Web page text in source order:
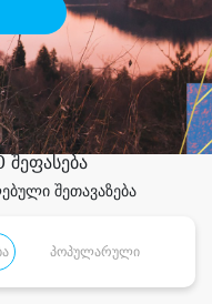
შეთავაზება
შეფასება
პოპულარული